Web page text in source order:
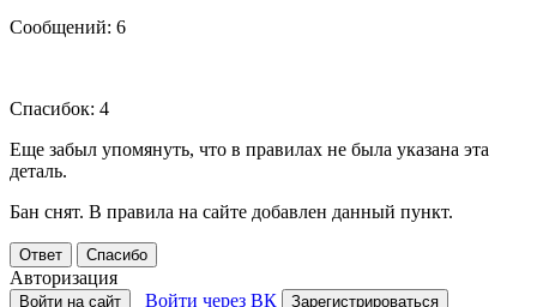
Сообщений: 6
Спасибок: 4
Еще забыл упомянуть, что в правилах не была указана эта
деталь.
Бан снят. В правила на сайте добавлен данный пункт.
Ответ Спасибо
Авторизация
Войти на сайт Войти через ВК Зарегистрироваться